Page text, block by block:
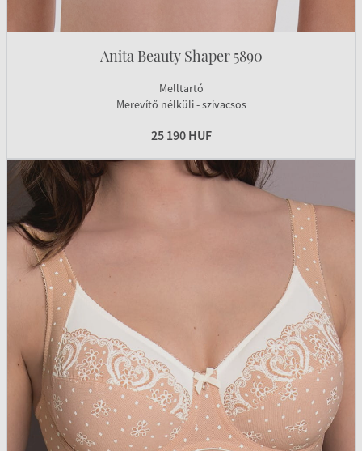
Anita Beauty Shaper 5890
Melltartó
Merevítő nélküli - szivacsos
25 190 HUF